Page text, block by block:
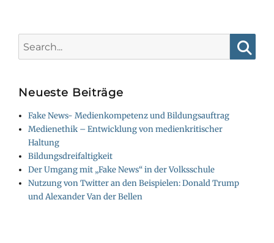
for:
Neueste Beiträge
Fake News- Medienkompetenz und Bildungsauftrag
Medienethik – Entwicklung von medienkritischer
Haltung
Bildungsdreifaltigkeit
Der Umgang mit „Fake News“ in der Volksschule
Nutzung von Twitter an den Beispielen: Donald Trump
und Alexander Van der Bellen